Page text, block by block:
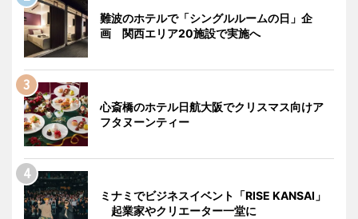
難波のホテルで「シングルルームの日」企
画 関西エリア20施設で実施へ
心斎橋のホテル日航大阪でクリスマス向けア
フタヌーンティー
ミナミでビジネスイベント「RISE KANSAI」
起業家やクリエーター一堂に